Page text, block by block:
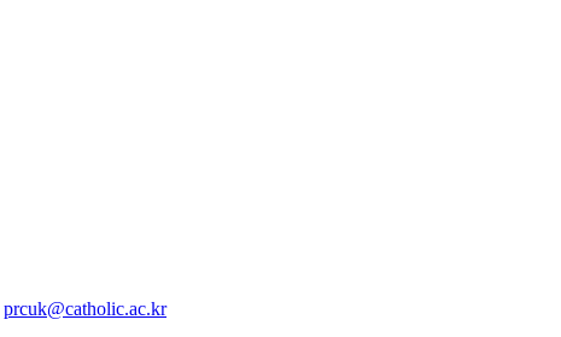
prcuk@catholic.ac.kr